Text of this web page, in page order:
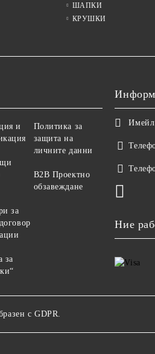
ШАПКИ
КРУШКИ
и
за
за
Политика за
защита на
личните данни
B2B Проектно
обзавеждане
Ние
с GDPR.